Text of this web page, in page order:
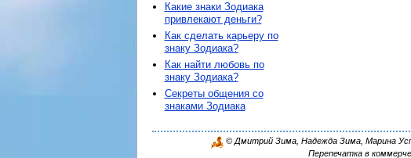
Какие знаки Зодиака
привлекают деньги?
Как сделать карьеру по
знаку Зодиака?
Как найти любовь по
знаку Зодиака?
Секреты общения со
знаками Зодиака
© Дмитрий Зима, Надежда Зима, Марина
Перепечатка в